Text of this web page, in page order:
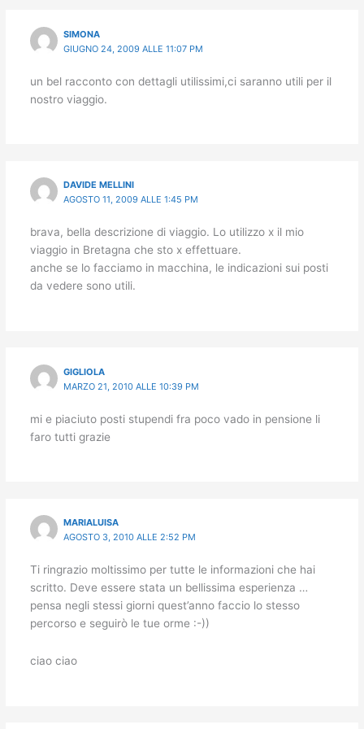
SIMONA
GIUGNO 24, 2009 ALLE 11:07 PM
un bel racconto con dettagli utilissimi,ci saranno utili per il
nostro viaggio.
DAVIDE MELLINI
AGOSTO 11, 2009 ALLE 1:45 PM
brava, bella descrizione di viaggio. Lo utilizzo x il mio
viaggio in Bretagna che sto x effettuare.
anche se lo facciamo in macchina, le indicazioni sui posti
da vedere sono utili.
GIGLIOLA
MARZO 21, 2010 ALLE 10:39 PM
mi e piaciuto posti stupendi fra poco vado in pensione li
faro tutti grazie
MARIALUISA
AGOSTO 3, 2010 ALLE 2:52 PM
Ti ringrazio moltissimo per tutte le informazioni che hai
scritto. Deve essere stata un bellissima esperienza …
pensa negli stessi giorni quest’anno faccio lo stesso
percorso e seguirò le tue orme :-))
ciao ciao